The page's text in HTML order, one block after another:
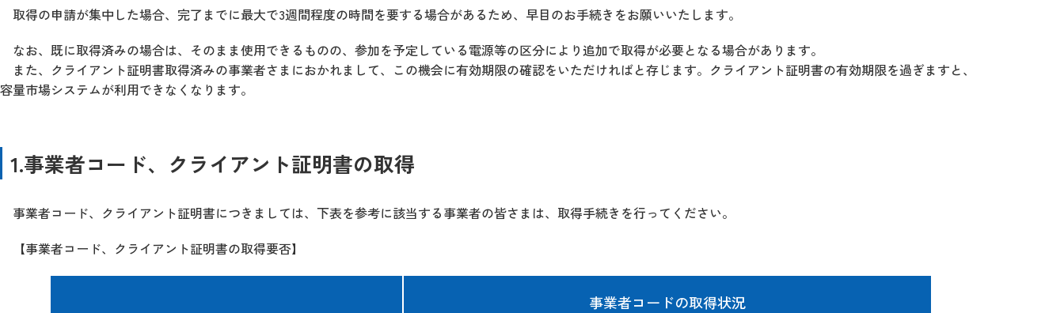
取得の申請が集中した場合、完了までに最大で3週間程度の時間を要する場合があるため、早目のお手続きをお願いいたします。
なお、既に取得済みの場合は、そのまま使用できるものの、参加を予定している電源等の区分により追加で取得が必要となる場合があります。
また、クライアント証明書取得済みの事業者さまにおかれまして、この機会に有効期限の確認をいただければと存じます。クライアント証明書の有効期限を過ぎますと、
容量市場システムが利用できなくなります。
1.事業者コード、クライアント証明書の取得
事業者コード、クライアント証明書につきましては、下表を参考に該当する事業者の皆さまは、取得手続きを行ってください。
【事業者コード、クライアント証明書の取得要否】
事業者コードの取得状況